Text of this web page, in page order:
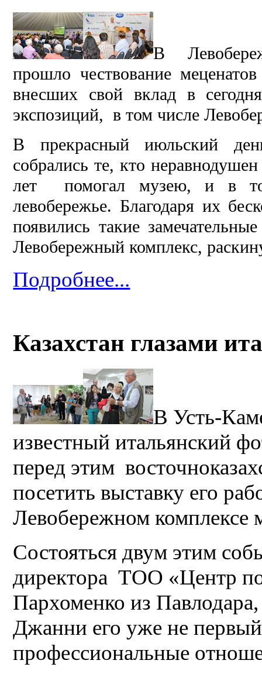
В
прошло чествование
внесших свой вклад в
экспозиций, в том числе
В прекрасный июльский
собрались те, кто
лет помогал музею, и в
левобережье. Благодаря их
появились такие
Левобережный комплекс,
Подробнее...
Казахстан глазами
В Усть-
известный итальянский
перед этим
посетить выставку его
Левобережном комплексе
Состояться двум этим
директора ТОО «Центр
Пархоменко из
Джанни его уже не
профессиональные